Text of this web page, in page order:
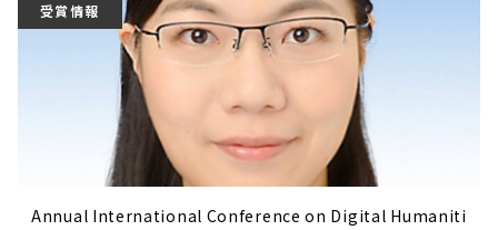
受賞情報
Annual International Conference on Digital Humaniti